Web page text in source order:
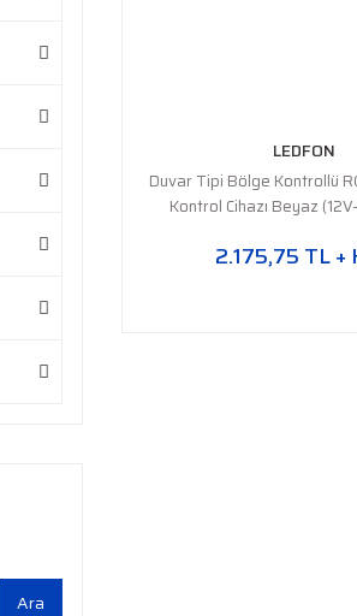
Ara
LEDFON
Duvar Tipi Bölge Kontrollü
Kontrol Cihazı Beyaz
2.175,75 TL +